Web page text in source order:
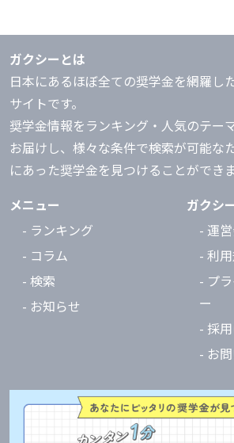
ガクシーとは
日本にあるほぼ全ての奨学金を網羅し
サイトです。
奨学金情報をランキング・人気のテー
お届けし、様々な条件で検索が可能な
にあった奨学金を見つけることができま
メニュー
- ランキング
- コラム
- 検索
- お知らせ
ガクシ
- 運
- 利
- プ
ー
- 採
- お